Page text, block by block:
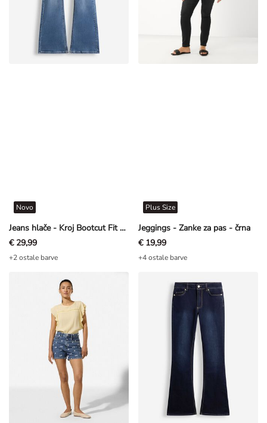
Jeans hlače - Kroj Bootcut Fit - modra
Novo
€ 29,99
+2 ostale barve
Jeggings - Zanke za pas - črna
Plus Size
€ 19,99
+4 ostale barve